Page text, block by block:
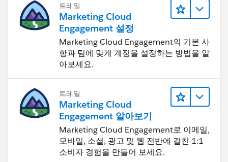
트레일
Marketing Cloud
Engagement 설정
Marketing Cloud Engagement의 기본 사
항과 팀에 맞게 계정을 설정하는 방법을 알
아보세요.
트레일
Marketing Cloud
Engagement 알아보기
Marketing Cloud Engagement로 이메일,
모바일, 소셜, 광고 및 웹 전반에 걸친 1:1
소비자 경험을 만들어 보세요.